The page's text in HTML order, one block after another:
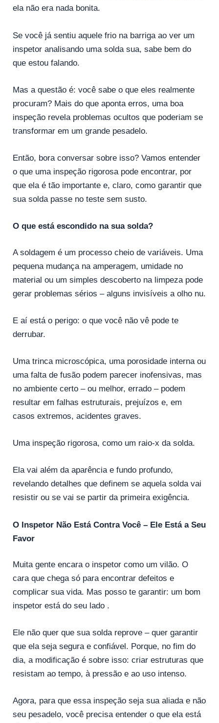
ela não era nada bonita.
Se você já sentiu aquele frio na barriga ao ver um
inspetor analisando uma solda sua, sabe bem do
que estou falando.
Mas a questão é: você sabe o que eles realmente
procuram? Mais do que aponta erros, uma boa
inspeção revela problemas ocultos que poderiam se
transformar em um grande pesadelo.
Então, bora conversar sobre isso? Vamos entender
o que uma inspeção rigorosa pode encontrar, por
que ela é tão importante e, claro, como garantir que
sua solda passe no teste sem susto.
O que está escondido na sua solda?
A soldagem é um processo cheio de variáveis. Uma
pequena mudança na amperagem, umidade no
material ou um simples descoberto na limpeza pode
gerar problemas sérios – alguns invisíveis a olho nu.
E aí está o perigo: o que você não vê pode te
derrubar.
Uma trinca microscópica, uma porosidade interna ou
uma falta de fusão podem parecer inofensivas, mas
no ambiente certo – ou melhor, errado – podem
resultar em falhas estruturais, prejuízos e, em
casos extremos, acidentes graves.
Uma inspeção rigorosa, como um raio-x da solda.
Ela vai além da aparência e fundo profundo,
revelando detalhes que definem se aquela solda vai
resistir ou se vai se partir da primeira exigência.
O Inspetor Não Está Contra Você – Ele Está a Seu
Favor
Muita gente encara o inspetor como um vilão. O
cara que chega só para encontrar defeitos e
complicar sua vida. Mas posso te garantir: um bom
inspetor está do seu lado .
Ele não quer que sua solda reprove – quer garantir
que ela seja segura e confiável. Porque, no fim do
dia, a modificação é sobre isso: criar estruturas que
resistam ao tempo, à pressão e ao uso intenso.
Agora, para que essa inspeção seja sua aliada e não
seu pesadelo, você precisa entender o que ela está